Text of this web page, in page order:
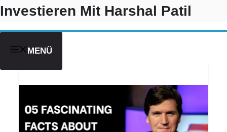
Zum
Inhalt
springen
Investieren Mit Harshal Patil
MENÜ